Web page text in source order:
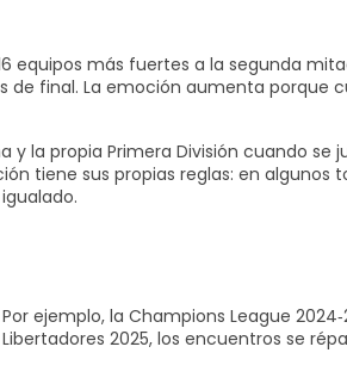
equipos más fuertes a la segunda
final. La emoción aumenta porque
la propia Primera División cuando se
tiene sus propias reglas: en algunos
ejemplo, la Champions League
2025, los encuentros se